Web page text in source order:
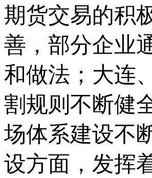
期货交易的积
善，部分企业
和做法；大连
割规则不断健
场体系建设不
设方面，发挥